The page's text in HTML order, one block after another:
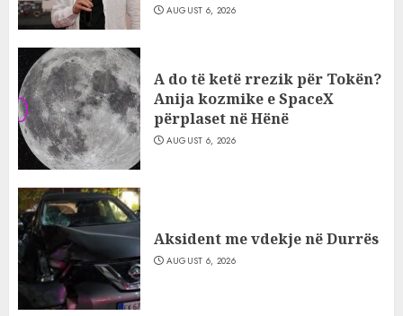
AUGUST 6, 2026
A do të ketë rrezik për Tokën?
Anija kozmike e SpaceX
përplaset në Hënë
AUGUST 6, 2026
Aksident me vdekje në Durrës
AUGUST 6, 2026